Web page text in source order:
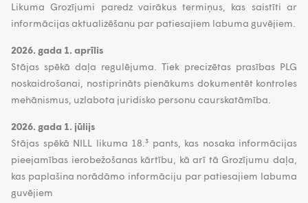
Likuma Grozījumi paredz vairākus termiņus, kas saistīti ar
informācijas aktualizēšanu par patiesajiem labuma guvējiem.
2026. gada 1. aprīlis
Stājas spēkā daļa regulējuma. Tiek precizētas prasības PLG
noskaidrošanai, nostiprināts pienākums dokumentēt kontroles
mehānismus, uzlabota juridisko personu caurskatāmība.
2026. gada 1. jūlijs
Stājas spēkā NILL likuma 18.³ pants, kas nosaka informācijas
pieejamības ierobežošanas kārtību, kā arī tā Grozījumu daļa,
kas paplašina norādāmo informāciju par patiesajiem labuma
guvējiem